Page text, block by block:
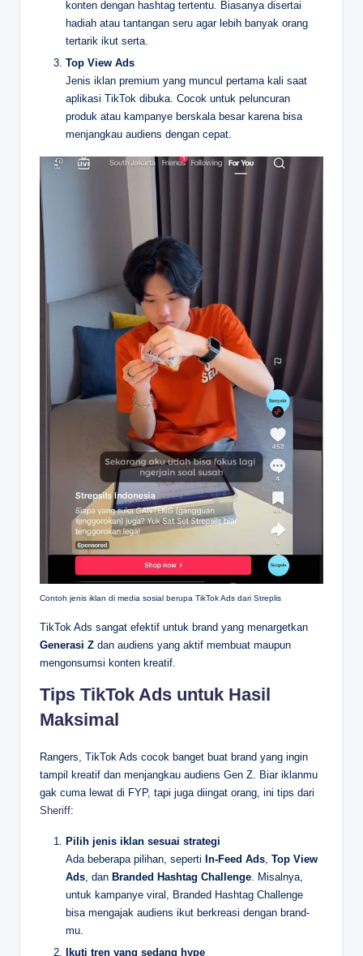
konten dengan hashtag tertentu. Biasanya disertai
hadiah atau tantangan seru agar lebih banyak orang
tertarik ikut serta.
Top View Ads
Jenis iklan premium yang muncul pertama kali saat
aplikasi TikTok dibuka. Cocok untuk peluncuran
produk atau kampanye berskala besar karena bisa
menjangkau audiens dengan cepat.
Contoh jenis iklan di media sosial berupa TikTok Ads dari Streplis
TikTok Ads sangat efektif untuk brand yang menargetkan
Generasi Z dan audiens yang aktif membuat maupun
mengonsumsi konten kreatif.
Tips TikTok Ads untuk Hasil
Maksimal
Rangers, TikTok Ads cocok banget buat brand yang ingin
tampil kreatif dan menjangkau audiens Gen Z. Biar iklanmu
gak cuma lewat di FYP, tapi juga diingat orang, ini tips dari
Sheriff:
Pilih jenis iklan sesuai strategi
Ada beberapa pilihan, seperti In-Feed Ads, Top View
Ads, dan Branded Hashtag Challenge. Misalnya,
untuk kampanye viral, Branded Hashtag Challenge
bisa mengajak audiens ikut berkreasi dengan brand-
mu.
Ikuti tren yang sedang hype